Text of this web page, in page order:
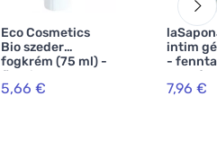
Eco Cosmetics
Bio szeder
fogkrém (75 ml) -
fluoridmentes
5,66 €
intim
-
4,5-t.
7,96 €